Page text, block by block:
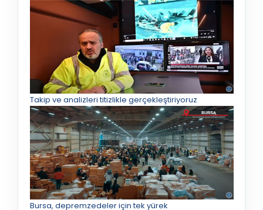
Takip ve analizleri titizlikle gerçekleştiriyoruz
Bursa, depremzedeler için tek yürek